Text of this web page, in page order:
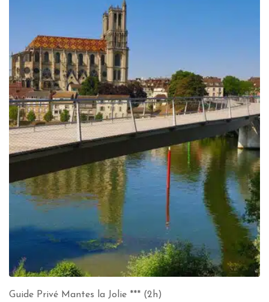
Guide Privé Mantes la Jolie *** (2h)